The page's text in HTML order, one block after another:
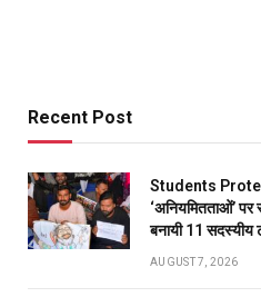
Recent Post
Students
‘अनियमितताओं’ पर
बनायी 11 सदस्यीय
AUGUST 7, 2026